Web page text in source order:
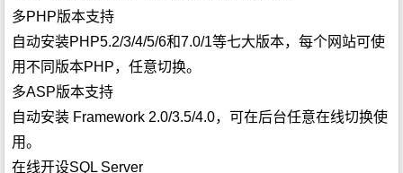
多PHP版本支持
自动安装PHP5.2/3/4/5/6和7.0/1等七大版本，每个网站可使
用不同版本PHP，任意切换。
多ASP版本支持
自动安装 Framework 2.0/3.5/4.0，可在后台任意在线切换使
用。
在线开设SQL Server